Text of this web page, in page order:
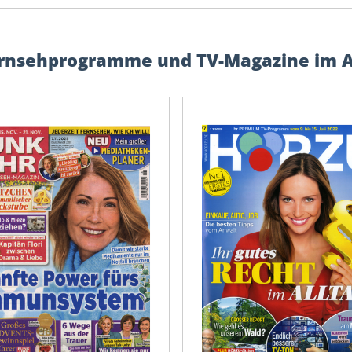
und TV-Magazine im